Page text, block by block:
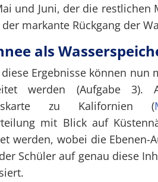
und Juni, der die
markante Rückgang der
als
Ergebnisse können nun
werden (Aufgabe
zu Kalifornien (
mit Blick auf
werden, wobei die
Schüler auf genau diese